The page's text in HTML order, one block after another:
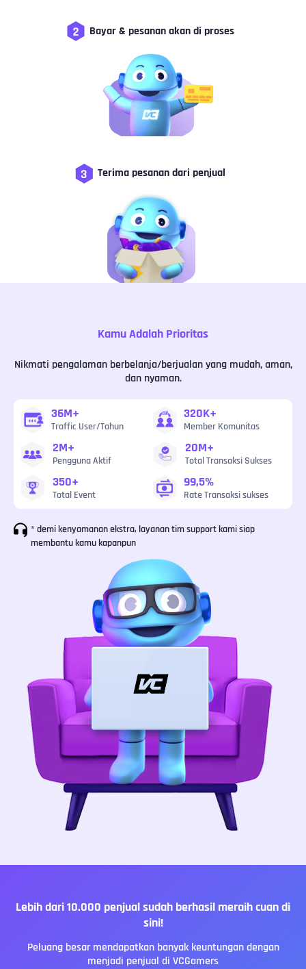
Bayar & pesanan akan di proses
Terima pesanan dari penjual
Kamu Adalah Prioritas
Nikmati pengalaman berbelanja/berjualan yang mudah, aman,
dan nyaman.
36M+
Traffic User/Tahun
320K+
Member Komunitas
2M+
Pengguna Aktif
20M+
Total Transaksi Sukses
350+
Total Event
99,5%
Rate Transaksi sukses
* demi kenyamanan ekstra, layanan tim support kami siap
membantu kamu kapanpun
Lebih dari 10.000 penjual sudah berhasil meraih cuan di
sini!
Peluang besar mendapatkan banyak keuntungan dengan
menjadi penjual di VCGamers